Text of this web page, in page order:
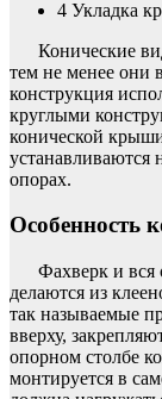
4 Укладка
Конические
тем не менее они
конструкция
круглыми
конической
опорах.
Особенность
Фахверк и вся
делаются из
так называемые
вверху,
опорном столбе
монтируется в